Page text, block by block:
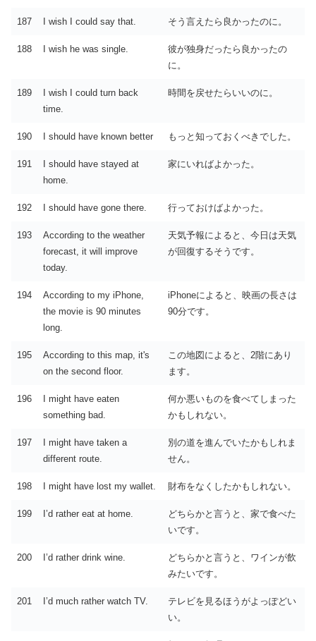
187 I wish I could say that. そう言えたら良かったのに。
188 I wish he was single.
彼が独身だったら良かったの
に。
189
I wish I could turn back
time.
時間を戻せたらいいのに。
190 I should have known better もっと知っておくべきでした。
191
I should have stayed at
home.
家にいればよかった。
192 I should have gone there. 行っておけばよかった。
193
According to the weather
forecast, it will improve
today.
天気予報によると、今日は天気
が回復するそうです。
194
According to my iPhone,
the movie is 90 minutes
long.
iPhoneによると、映画の長さは
90分です。
195
According to this map, it's
on the second floor.
この地図によると、2階にあり
ます。
196
I might have eaten
something bad.
何か悪いものを食べてしまった
かもしれない。
197
I might have taken a
different route.
別の道を進んでいたかもしれま
せん。
198 I might have lost my wallet. 財布をなくしたかもしれない。
199 I’d rather eat at home.
どちらかと言うと、家で食べた
いです。
200 I’d rather drink wine.
どちらかと言うと、ワインが飲
みたいです。
201 I’d much rather watch TV.
テレビを見るほうがよっぽどい
い。